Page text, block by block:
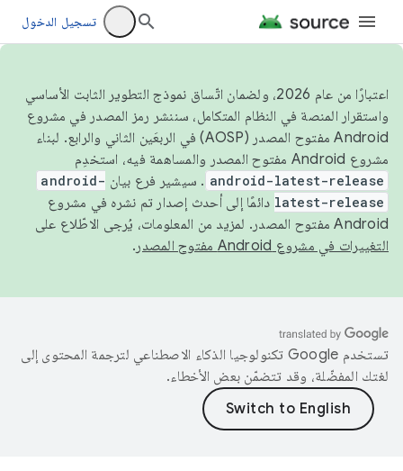
تسجيل الدخول
اعتبارًا من عام 2026، ولضمان اتّساق نموذج التطوير الثابت الأساسي
واستقرار المنصة في النظام المتكامل، سننشر رمز المصدر في مشروع
Android مفتوح المصدر (AOSP) في الربعَين الثاني والرابع. لبناء
مشروع Android مفتوح المصدر والمساهمة فيه، استخدِم
android-latest-release . سيشير فرع بيان android-
latest-release دائمًا إلى أحدث إصدار تم نشره في مشروع
Android مفتوح المصدر. لمزيد من المعلومات، يُرجى الاطّلاع على
التغييرات في مشروع Android مفتوح المصدر
.
تستخدم Google تكنولوجيا الذكاء الاصطناعي لترجمة المحتوى إلى
لغتك المفضّلة، وقد تتضمّن بعض الأخطاء.